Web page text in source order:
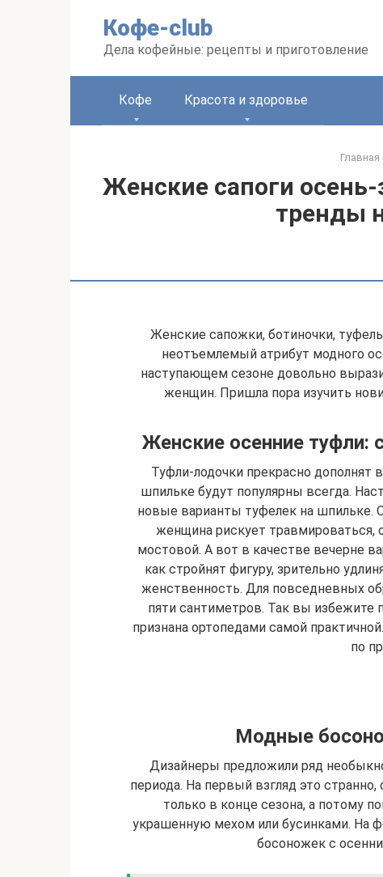
Кофе-club
Дела кофейные: рецепты и приготовление
Кофе Красота и здоровье
Главная
Женские сапоги
тренды
Женские сапожки, ботиночки,
неотъемлемый атрибут модного
наступающем сезоне довольно
женщин. Пришла пора изучить
Женские осенние
Туфли-лодочки прекрасно дополнят
шпильке будут популярны всегда.
новые варианты туфелек на шпильке.
женщина рискует травмироваться,
мостовой. А вот в качестве вечерне
как стройнят фигуру, зрительно
женственность. Для повседневных
пяти сантиметров. Так вы
признана ортопедами самой
по
Модные
Дизайнеры предложили ряд
периода. На первый взгляд это
только в конце сезона, а потому
украшенную мехом или бусинками. На
босоножек с